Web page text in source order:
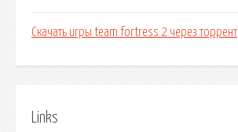
Скачать игры team fortress 2 через торрент
Links